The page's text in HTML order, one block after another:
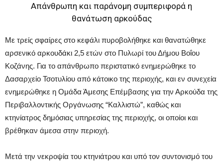
Απάνθρωπη και παράνομη συμπεριφορά η
θανάτωση αρκούδας
Με τρείς σφαίρες στο κεφάλι πυροβολήθηκε και θανατώθηκε
αρσενικό αρκουδάκι 2,5 ετών στο Πυλωρί του Δήμου Βοΐου
Κοζάνης. Για το απάνθρωπο περιστατικό ενημερώθηκε το
Δασαρχείο Τσοτυλίου από κάτοικο της περιοχής, και εν συνεχεία
ενημερώθηκε η Ομάδα Άμεσης Επέμβασης για την Αρκούδα της
Περιβαλλοντικής Οργάνωσης “Καλλιστώ”, καθώς και
κτηνίατρος δημόσιας υπηρεσίας της περιοχής, οι οποίοι και
βρέθηκαν άμεσα στην περιοχή.
Μετά την νεκροψία του κτηνιάτρου και υπό τον συντονισμό του